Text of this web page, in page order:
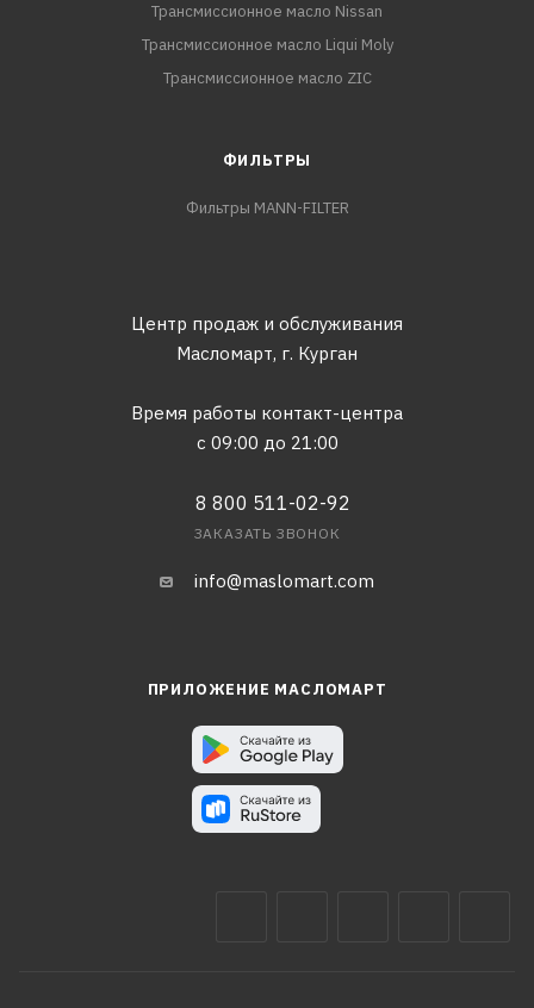
Трансмиссионное масло Nissan
Трансмиссионное масло Liqui Moly
Трансмиссионное масло ZIC
ФИЛЬТРЫ
Фильтры MANN-FILTER
Центр продаж и обслуживания
Масломарт, г. Курган
Время работы контакт-центра
с 09:00 до 21:00
8 800 511-02-92
ЗАКАЗАТЬ ЗВОНОК
info@maslomart.com
ПРИЛОЖЕНИЕ МАСЛОМАРТ